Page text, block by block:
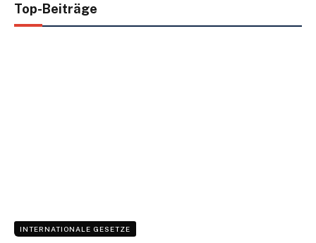
Top-Beiträge
INTERNATIONALE GESETZE